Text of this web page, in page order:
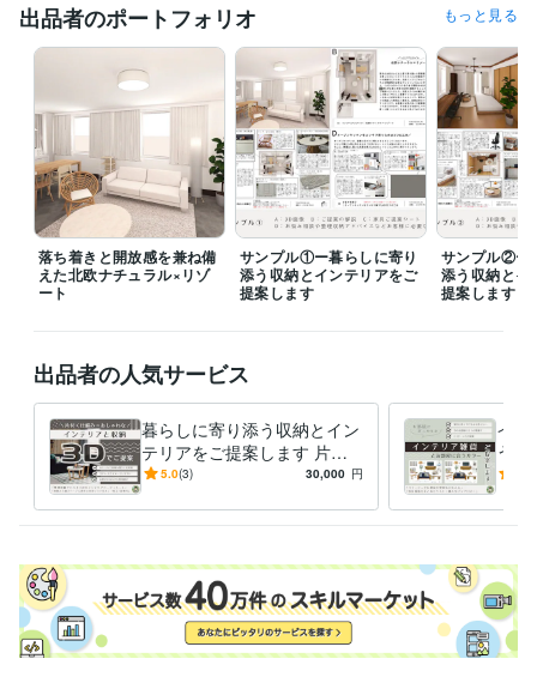
経験職種
デザイナー / インテリアデザイナー 経験年数 : 10年
クリエイター / ライター・編集 経験年数 : 3年
受賞歴
JPM「わたしの住みたいコミュニティー住宅」佳作 日本建築学会第5
3回全国大学高専卒業設計展示会 釡石市ふれあい拠点プロジェクト設
計提案として協力
資格・検定
インテリアコーディネーター 取得年 : 2016年
ビジネス・クリエイティブツール
PowerPoint:22年Word:22年Google Analytics:0年
Google Search Console:0年
学歴
某建築系大学院 2012年3月 ~ 2014年2月
出品者のポートフォリオ もっと見る
落ち着きと開放感を兼ね備
えた北欧ナチュラル×リゾ
ート
サンプル①ー暮らしに寄り
添う収納とインテリアをご
提案します
サンプル②ー
添う収納とイ
提案します
出品者の人気サービス
暮らしに寄り添う収納とイン
テリアをご提案します 片付
く仕組みで心穏やかな暮らし
ート
5.0(3) 30,000 円
イン
うカ
具を